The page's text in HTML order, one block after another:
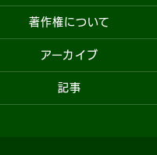
著作権について
アーカイブ
記事